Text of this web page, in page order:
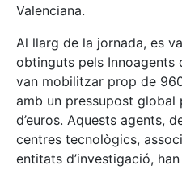
Valenciana.
Al llarg de la jornada, es
obtinguts pels Innoagents
van mobilitzar prop de
amb un pressupost global
d’euros. Aquests agents,
centres tecnològics,
entitats d’investigació,